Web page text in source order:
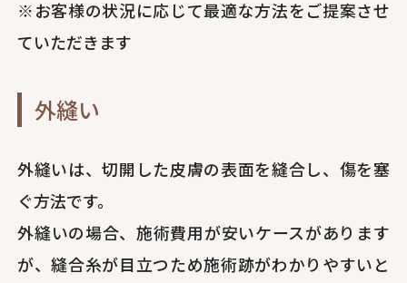
※お客様の状況に応じて最適な方法をご提案させ
ていただきます
外縫い
外縫いは、切開した皮膚の表面を縫合し、傷を塞
ぐ方法です。
外縫いの場合、施術費用が安いケースがあります
が、縫合糸が目立つため施術跡がわかりやすいと